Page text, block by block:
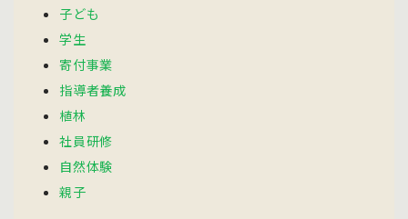
子ども
学生
寄付事業
指導者養成
植林
社員研修
自然体験
親子